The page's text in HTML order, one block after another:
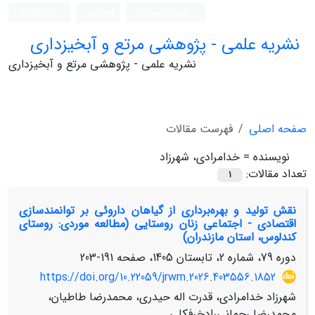
نشریه علمی - پژوهشی مرتع و آبخیزداری
نشریه علمی - پژوهشی مرتع و آبخیزداری
صفحه اصلی
فهرست مقالات
نویسنده = خدامرادی، شهرزاد
تعداد مقالات:
1
نقش تولید و بهره‌برداری از گیاهان داروئی بر توانمندسازی
اقتصادی - اجتماعی زنان روستایی (مطالعه موردی: روستای
کندلوس، استان مازندران)
دوره 79، شماره 2، تابستان 1405، صفحه
191-203
https://doi.org/10.22059/jrwm.2026.403556.1852
شهرزاد خدامرادی، قدرت اله حیدری، محمدرضا طاطیان،